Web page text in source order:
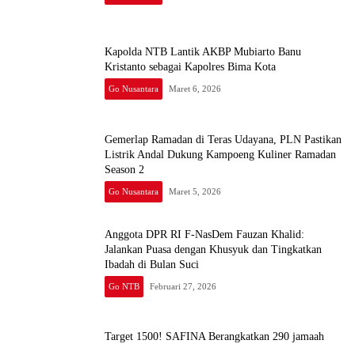
Kapolda NTB Lantik AKBP Mubiarto Banu
Kristanto sebagai Kapolres Bima Kota
Go Nusantara Maret 6, 2026
Gemerlap Ramadan di Teras Udayana, PLN Pastikan
Listrik Andal Dukung Kampoeng Kuliner Ramadan
Season 2
Go Nusantara Maret 5, 2026
Anggota DPR RI F-NasDem Fauzan Khalid:
Jalankan Puasa dengan Khusyuk dan Tingkatkan
Ibadah di Bulan Suci
Go NTB Februari 27, 2026
Target 1500! SAFINA Berangkatkan 290 jamaah